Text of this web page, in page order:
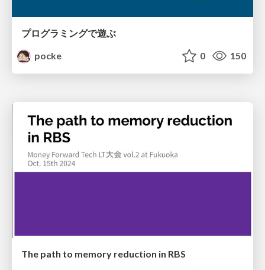
プログラミングで遊ぶ
pocke
0 150
The path to memory reduction in RBS